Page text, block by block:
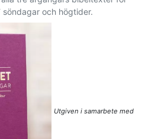
söndagar och högtider.
Utgiven i samarbete med